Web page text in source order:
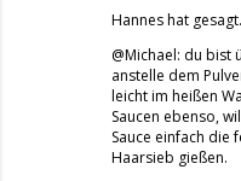
Hanneshat
@Michael: du bist
anstelle dem
leicht im heißen
Saucen ebenso,
Sauce einfach die
Haarsieb gießen.